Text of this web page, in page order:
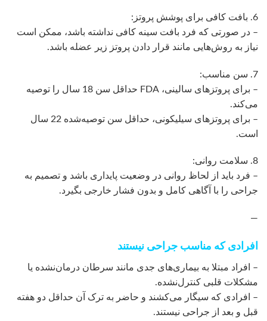
6. بافت کافی برای پوشش پروتز:
– در صورتی که فرد بافت سینه کافی نداشته باشد، ممکن است
نیاز به روش‌هایی مانند قرار دادن پروتز زیر عضله باشد.
7. سن مناسب:
– برای پروتزهای سالینی، FDA حداقل سن 18 سال را توصیه
می‌کند.
– برای پروتزهای سیلیکونی، حداقل سن توصیه‌شده 22 سال
است.
8. سلامت روانی:
– فرد باید از لحاظ روانی در وضعیت پایداری باشد و تصمیم به
جراحی را با آگاهی کامل و بدون فشار خارجی بگیرد.
—
افرادی که مناسب جراحی نیستند
– افراد مبتلا به بیماری‌های جدی مانند سرطان درمان‌نشده یا
مشکلات قلبی کنترل‌نشده.
– افرادی که سیگار می‌کشند و حاضر به ترک آن حداقل دو هفته
قبل و بعد از جراحی نیستند.